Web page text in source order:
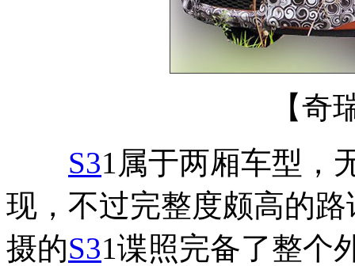
【奇
S31属于两厢车型，
现，不过完整度颇高的
摄的S31谍照完备了整个